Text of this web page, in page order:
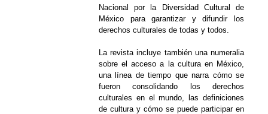
Nacional por la Diversidad Cultural de
México para garantizar y difundir los
derechos culturales de todas y todos.
La revista incluye también una numeralia
sobre el acceso a la cultura en México,
una línea de tiempo que narra cómo se
fueron consolidando los derechos
culturales en el mundo, las definiciones
de cultura y cómo se puede participar en